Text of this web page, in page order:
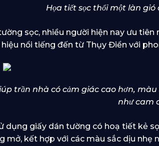
Họa tiết sọc thổi một làn
sọc, nhiều người hiện nay ưu
nổi tiếng đến từ Thụy Điển với
trần nhà có cảm giác cao hơn,
như cam
dụng giấy dán tường có hoạ tiết kẻ
mở, kết hợp với các màu sắc dịu nhẹ